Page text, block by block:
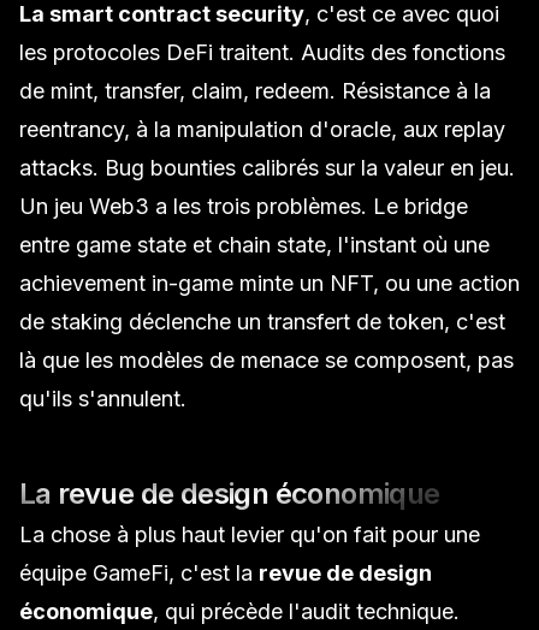
La smart contract security, c'est ce avec quoi
les protocoles DeFi traitent. Audits des fonctions
de mint, transfer, claim, redeem. Résistance à la
reentrancy, à la manipulation d'oracle, aux replay
attacks. Bug bounties calibrés sur la valeur en jeu.
Un jeu Web3 a les trois problèmes. Le bridge
entre game state et chain state, l'instant où une
achievement in-game minte un NFT, ou une action
de staking déclenche un transfert de token, c'est
là que les modèles de menace se composent, pas
qu'ils s'annulent.
La revue de design économique
La chose à plus haut levier qu'on fait pour une
équipe GameFi, c'est la revue de design
économique, qui précède l'audit technique.